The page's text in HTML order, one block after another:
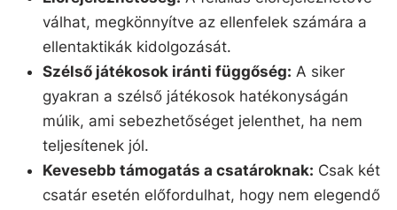
válhat, megkönnyítve az ellenfelek számára a
ellentaktikák kidolgozását.
Szélső játékosok iránti függőség: A siker
gyakran a szélső játékosok hatékonyságán
múlik, ami sebezhetőséget jelenthet, ha nem
teljesítenek jól.
Kevesebb támogatás a csatároknak: Csak két
csatár esetén előfordulhat, hogy nem elegendő